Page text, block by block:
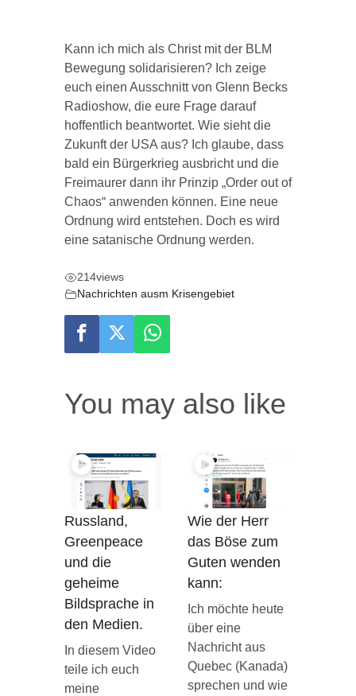
Kann ich mich als Christ mit der BLM
Bewegung solidarisieren? Ich zeige
euch einen Ausschnitt von Glenn Becks
Radioshow, die eure Frage darauf
hoffentlich beantwortet. Wie sieht die
Zukunft der USA aus? Ich glaube, dass
bald ein Bürgerkrieg ausbricht und die
Freimaurer dann ihr Prinzip „Order out of
Chaos“ anwenden können. Eine neue
Ordnung wird entstehen. Doch es wird
eine satanische Ordnung werden.
214views
Nachrichten ausm Krisengebiet
You may also like
Russland,
Greenpeace
und die
geheime
Bildsprache in
den Medien.
In diesem Video
teile ich euch
meine
Wie der Herr
das Böse zum
Guten wenden
kann:
Ich möchte heute
über eine
Nachricht aus
Quebec (Kanada)
sprechen und wie